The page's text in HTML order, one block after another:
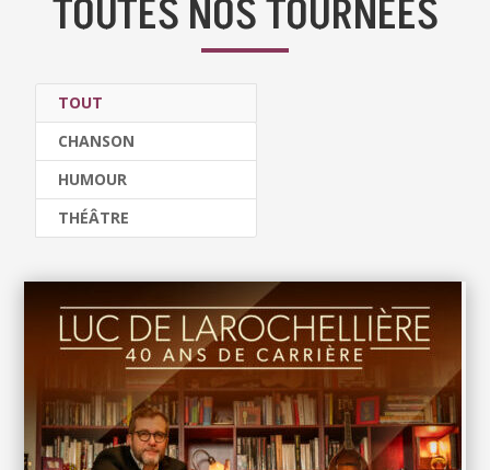
TOUTES NOS TOURNÉES
TOUT
CHANSON
HUMOUR
THÉÂTRE